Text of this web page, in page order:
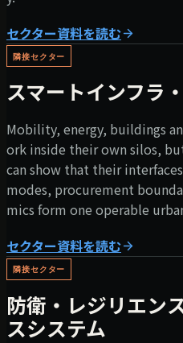
セクター資料を読む
隣接セクター
スマートインフラ
Mobility, energy, buildings
ork inside their own silos,
can show that their
modes, procurement
mics form one operable
セクター資料を読む
隣接セクター
防衛・レジリエン
スシステム